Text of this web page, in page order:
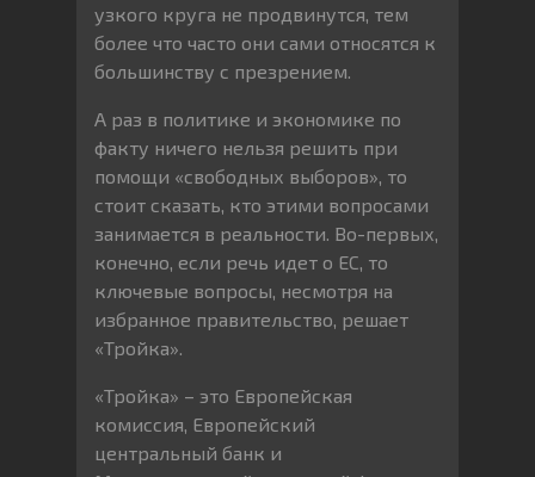
узкого круга не продвинутся, тем
более что часто они сами относятся к
большинству с презрением.
А раз в политике и экономике по
факту ничего нельзя решить при
помощи «свободных выборов», то
стоит сказать, кто этими вопросами
занимается в реальности. Во-первых,
конечно, если речь идет о ЕС, то
ключевые вопросы, несмотря на
избранное правительство, решает
«Тройка».
«Тройка» – это Европейская
комиссия, Европейский
центральный банк и